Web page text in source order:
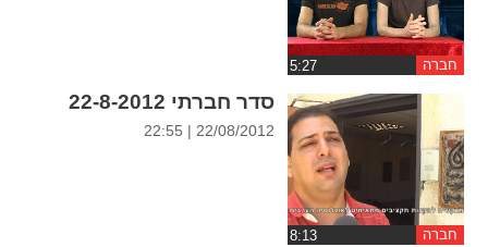
חברה
חברה
סדר חברתי 22-8-2012
22/08/2012 | 22:55